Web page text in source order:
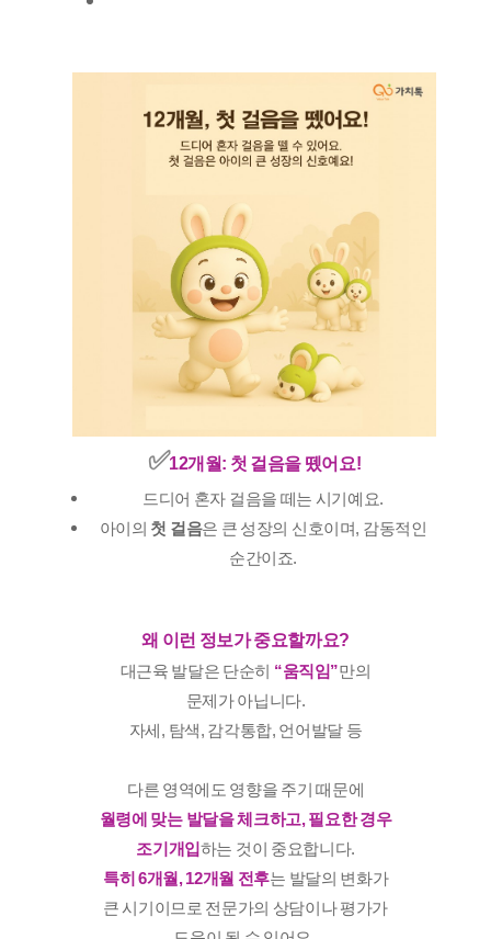
✅️12개월: 첫 걸음을 뗐어요!
드디어 혼자 걸음을 떼는 시기예요.
아이의 첫 걸음은 큰 성장의 신호이며, 감동적인
순간이죠.
왜 이런 정보가 중요할까요?
대근육 발달은 단순히 “움직임”만의
문제가 아닙니다.
자세, 탐색, 감각통합, 언어발달 등
다른 영역에도 영향을 주기 때문에
월령에 맞는 발달을 체크하고, 필요한 경우
조기개입하는 것이 중요합니다.
특히 6개월, 12개월 전후는 발달의 변화가
큰 시기이므로 전문가의 상담이나 평가가